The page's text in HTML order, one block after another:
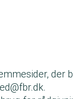
der
.